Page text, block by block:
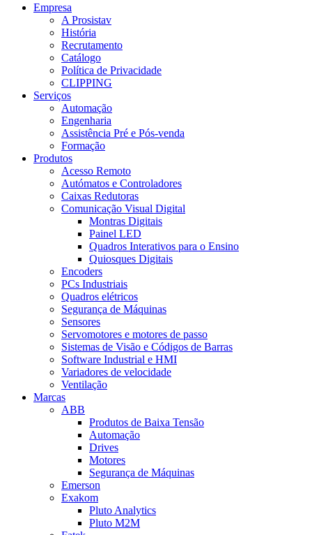
Empresa
A Prosistav
História
Recrutamento
Catálogo
Política de Privacidade
CLIPPING
Serviços
Automação
Engenharia
Assistência Pré e Pós-venda
Formação
Produtos
Acesso Remoto
Autómatos e Controladores
Caixas Redutoras
Comunicação Visual Digital
Montras Digitais
Painel LED
Quadros Interativos para o Ensino
Quiosques Digitais
Encoders
PCs Industriais
Quadros elétricos
Segurança de Máquinas
Sensores
Servomotores e motores de passo
Sistemas de Visão e Códigos de Barras
Software Industrial e HMI
Variadores de velocidade
Ventilação
Marcas
ABB
Produtos de Baixa Tensão
Automação
Drives
Motores
Segurança de Máquinas
Emerson
Exakom
Pluto Analytics
Pluto M2M